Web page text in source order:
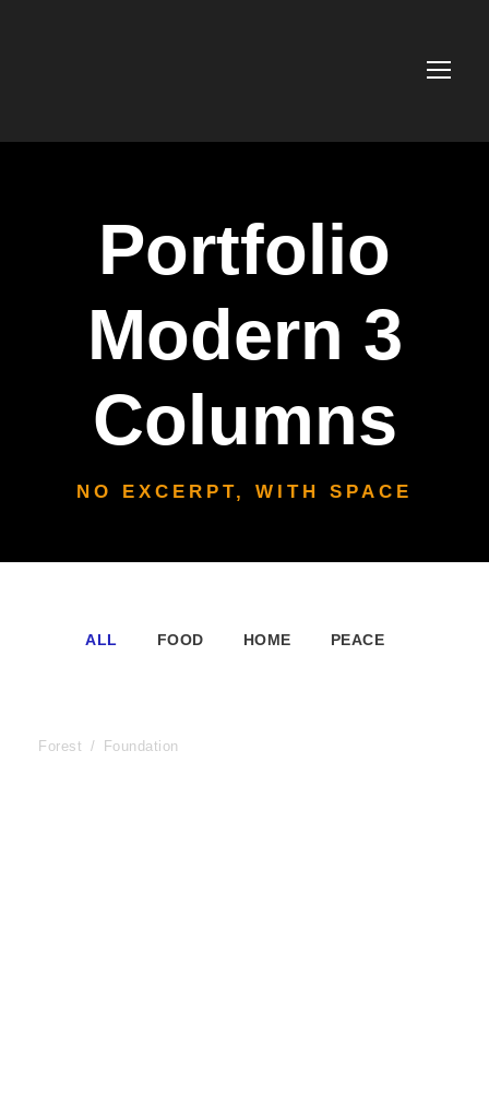
Portfolio
Modern 3
Columns
NO EXCERPT, WITH SPACE
ALL FOOD HOME PEACE
Forest / Foundation